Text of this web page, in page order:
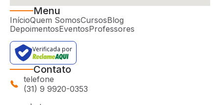
Menu
InícioQuem SomosCursosBlog
DepoimentosEventosProfessores
Verificada por
Contato
telefone
(31) 9 9920-0353